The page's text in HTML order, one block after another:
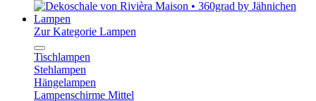
Lampen
Zur Kategorie Lampen
Tischlampen
Stehlampen
Hängelampen
Lampenschirme Mittel